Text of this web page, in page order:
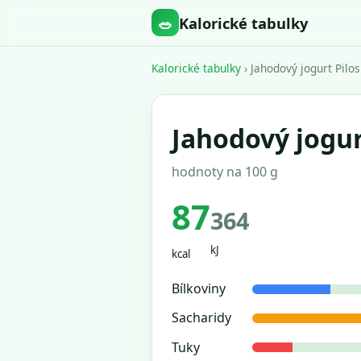
🥗 Kalorické tabulky
Kalorické tabulky › Jahodový jogurt
Jahodový
hodnoty na 100 g
87
kcal
364
kJ
Bílkoviny
Sacharidy
Tuky